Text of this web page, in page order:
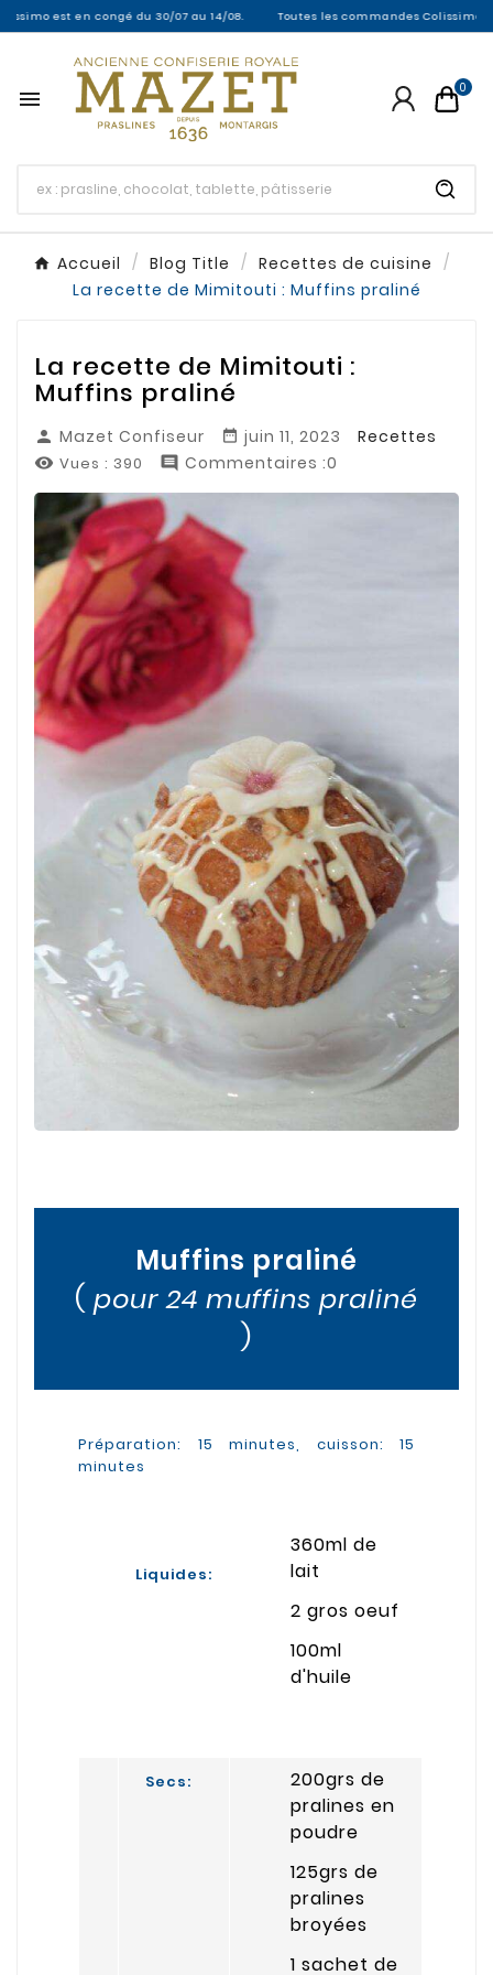
est en congé du 30/07 au 14/08. Toutes les commandes Colissimo entre
 0
Accueil Blog Title
Recettes de cuisine
La recette de Mimitouti : Muffins praliné
La recette de Mimitouti :
Muffins praliné
 Mazet Confiseur  juin 11, 2023 Recettes
 Vues : 390  Commentaires :0
Muffins praliné
( pour 24 muffins praliné
)
Préparation: 15 minutes, cuisson: 15
minutes
Liquides:
360ml de
lait
2 gros oeuf
100ml
d'huile
Secs:
200grs de
pralines en
poudre
125grs de
pralines
broyées
1 sachet de